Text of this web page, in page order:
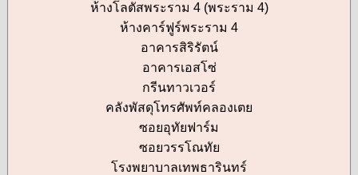
ห้างโลตัสพระราม 4 (พระราม 4)
ห้างคาร์ฟูร์พระราม 4
อาคารสิริรัตน์
อาคารเอสโซ่
กรีนทาวเวอร์
คลังพัสดุโทรศัพท์คลองเตย
ซอยอุทัยฟาร์ม
ซอยวรรโณทัย
โรงพยาบาลเทพธารินทร์